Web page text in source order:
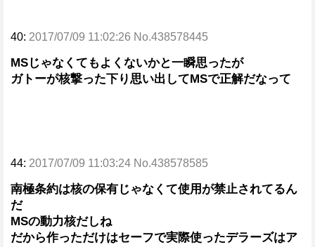
40: 2017/07/09 11:02:26 No.438578445
MSじゃなくてもよくないかと一瞬思ったが
ガトーが核撃った下り思い出してMSで正解だなって
44: 2017/07/09 11:03:24 No.438578585
南極条約は核の保有じゃなくて使用が禁止されてるん
だ
MSの動力核だしね
だから作っただけはセーフで実際使ったデラーズはア